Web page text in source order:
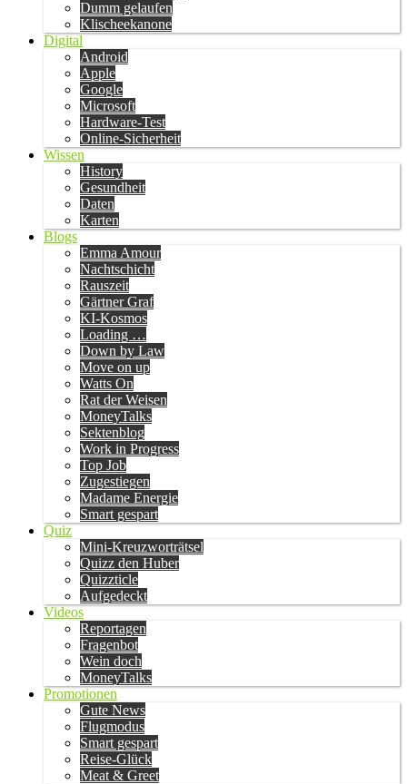
Dumm gelaufen
Klischeekanone
Digital
Android
Apple
Google
Microsoft
Hardware-Test
Online-Sicherheit
Wissen
History
Gesundheit
Daten
Karten
Blogs
Emma Amour
Nachtschicht
Rauszeit
Gärtner Graf
KI-Kosmos
Loading …
Down by Law
Move on up
Watts On
Rat der Weisen
MoneyTalks
Sektenblog
Work in Progress
Top Job
Zugestiegen
Madame Energie
Smart gespart
Quiz
Mini-Kreuzworträtsel
Quizz den Huber
Quizzticle
Aufgedeckt
Videos
Reportagen
Fragenbot
Wein doch
MoneyTalks
Promotionen
Gute News
Flugmodus
Smart gespart
Reise-Glück
Meat & Greet